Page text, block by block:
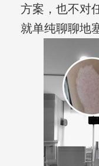
方案，也不对
就单纯聊聊地